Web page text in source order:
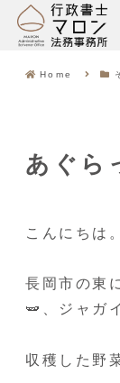
Home
あぐら
こんにちは
長岡市の東
🫛、ジャガ
収穫した野